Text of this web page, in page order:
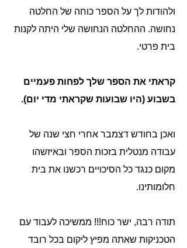
ולהודות לך על הספר כוחה של החלטה
נחושה. ההחלטה הנחושה שלי היתה לקנות
בית פרטי.
קראתי את הספר שלך לפחות פעמיים
בשבוע (היו שבועות שקראתי מדי יום).
ואכן בחודש דצמבר אחרי חצי שנה של
עבודה מנטלית בזכות הספר ובאיזשהו
מקום כנגד כל הסיכויים רכשנו את בית
חלומותינו.
תודה רבה, ישר כוח!!! ממשיכה לעבוד עם
הטכניקות שאתה מפיץ ליקום בכל רובד